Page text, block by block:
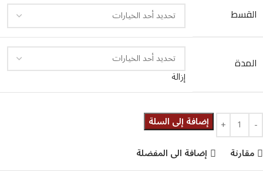
القسط
المدة
إزالة
إضافة إلى السلة
مقارنة
إضافة الى المفضلة